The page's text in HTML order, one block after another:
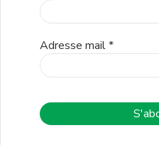
Adresse mail*